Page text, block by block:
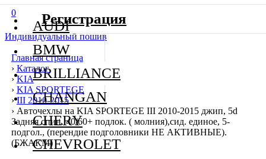
0
Индивидуальный пошив
Главная страница
› Каталог
› KIA
› KIA SPORTEGE
› III 2010-2015
› Авточехлы на KIA SPORTEGE III 2010-2015 джип, 5d
Задняя спин. 40/60+ подлок. ( молния),сид. единое, 5-
подгол., (перендие подголовники НЕ АКТИВНЫЕ).
(БЖАКМ)
AUDI
BMW
BRILLIANCE
CHANGAN
CHERY
CHEVROLET
Регистрация